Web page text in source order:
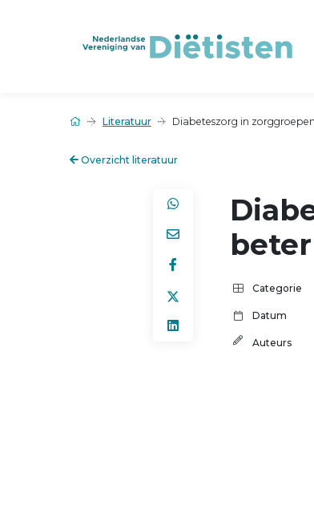
Literatuur Diabeteszorg in
Overzicht literatuur
Categorie
Datum
Auteurs